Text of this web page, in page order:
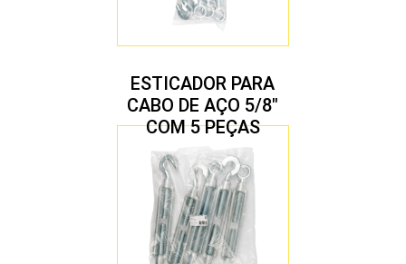
ESTICADOR PARA
CABO DE AÇO 5/8″
COM 5 PEÇAS